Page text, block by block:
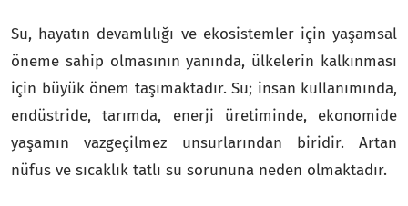
Su, hayatın devamlılığı ve ekosistemler için yaşamsal
öneme sahip olmasının yanında, ülkelerin kalkınması
için büyük önem taşımaktadır. Su; insan kullanımında,
endüstride, tarımda, enerji üretiminde, ekonomide
yaşamın vazgeçilmez unsurlarından biridir. Artan
nüfus ve sıcaklık tatlı su sorununa neden olmaktadır.